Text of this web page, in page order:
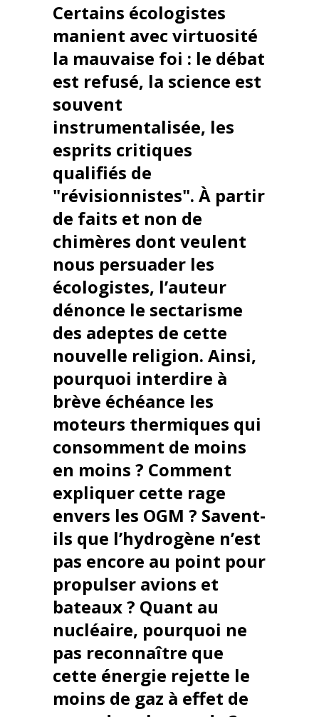
Certains écologistes
manient avec virtuosité
la mauvaise foi : le débat
est refusé, la science est
souvent
instrumentalisée, les
esprits critiques
qualifiés de
"révisionnistes". À partir
de faits et non de
chimères dont veulent
nous persuader les
écologistes, l’auteur
dénonce le sectarisme
des adeptes de cette
nouvelle religion. Ainsi,
pourquoi interdire à
brève échéance les
moteurs thermiques qui
consomment de moins
en moins ? Comment
expliquer cette rage
envers les OGM ? Savent-
ils que l’hydrogène n’est
pas encore au point pour
propulser avions et
bateaux ? Quant au
nucléaire, pourquoi ne
pas reconnaître que
cette énergie rejette le
moins de gaz à effet de